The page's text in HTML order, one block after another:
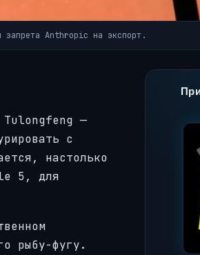
запрета Anthropic на экспорт.
Tulongfeng —
с
настолько
5, для
рыбу-фугу.